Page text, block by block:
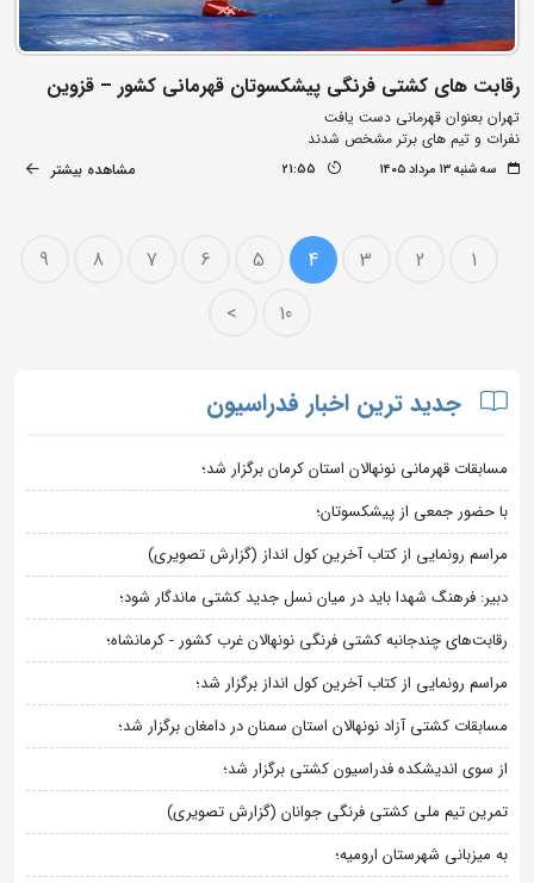
رقابت های کشتی فرنگی پیشکسوتان قهرمانی کشور – قزوین
تهران بعنوان قهرمانی دست یافت
نفرات و تیم های برتر مشخص شدند
سه شنبه ۱۳ مرداد ۱۴۰۵ 21:55 مشاهده بیشتر
1
2
3
4
5
6
7
8
9
10
>
جدید ترین اخبار فدراسیون
مسابقات قهرمانی نونهالان استان کرمان برگزار شد؛
با حضور جمعی از پیشکسوتان؛
مراسم رونمایی از کتاب آخرین کول انداز (گزارش تصویری)
دبیر: فرهنگ شهدا باید در میان نسل جدید کشتی ماندگار شود؛
رقابت‌های چندجانبه کشتی فرنگی نونهالان غرب کشور - کرمانشاه؛
مراسم رونمایی از کتاب آخرین کول انداز برگزار شد؛
مسابقات کشتی آزاد نونهالان استان سمنان در دامغان برگزار شد؛
از سوی اندیشکده فدراسیون کشتی برگزار شد؛
تمرین تیم ملی کشتی فرنگی جوانان (گزارش تصویری)
به میزبانی شهرستان ارومیه؛